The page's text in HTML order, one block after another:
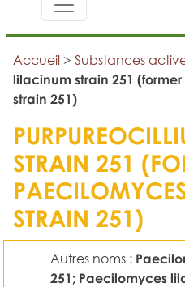
Accueil > Substances
lilacinum strain 251
strain 251)
STRAIN 251
STRAIN 251)
Autres noms :
251; Paecilomyces